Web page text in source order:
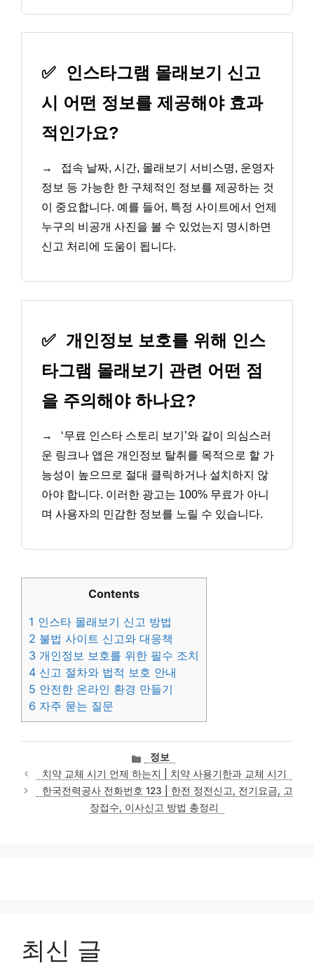
✅
인스타그램 몰래보기 신고
시 어떤 정보를 제공해야 효과
적인가요?
→
접속 날짜, 시간, 몰래보기 서비스명, 운영자
정보 등 가능한 한 구체적인 정보를 제공하는 것
이 중요합니다. 예를 들어, 특정 사이트에서 언제
누구의 비공개 사진을 볼 수 있었는지 명시하면
신고 처리에 도움이 됩니다.
✅ 개인정보 보호를 위해 인스
타그램 몰래보기 관련 어떤 점
을 주의해야 하나요?
→
‘무료 인스타 스토리 보기’와 같이 의심스러
운 링크나 앱은 개인정보 탈취를 목적으로 할 가
능성이 높으므로 절대 클릭하거나 설치하지 않
아야 합니다. 이러한 광고는 100% 무료가 아니
며 사용자의 민감한 정보를 노릴 수 있습니다.
Contents
1 인스타 몰래보기 신고 방법
2 불법 사이트 신고와 대응책
3 개인정보 보호를 위한 필수 조치
4 신고 절차와 법적 보호 안내
5 안전한 온라인 환경 만들기
6 자주 묻는 질문
카
테
고
리
정보
치약 교체 시기 언제 하는지 | 치약 사용기한과 교체 시기
한국전력공사 전화번호 123 | 한전 정전신고, 전기요금, 고
장접수, 이사신고 방법 총정리
최신 글